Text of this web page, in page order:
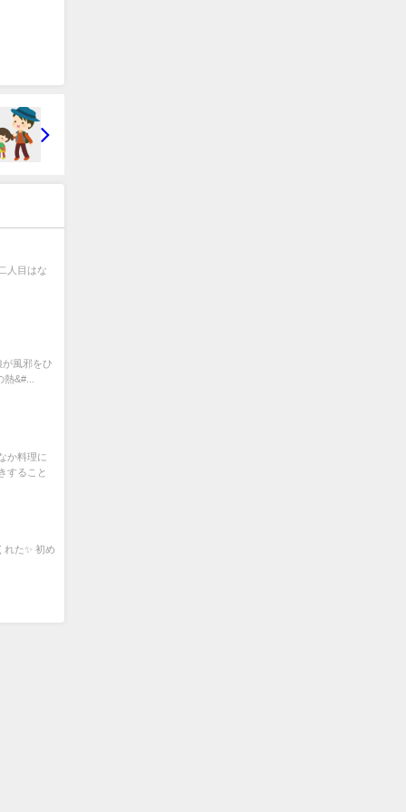
人目はな
風邪をひ
&#...
か料理に
すること
た✨ 初め